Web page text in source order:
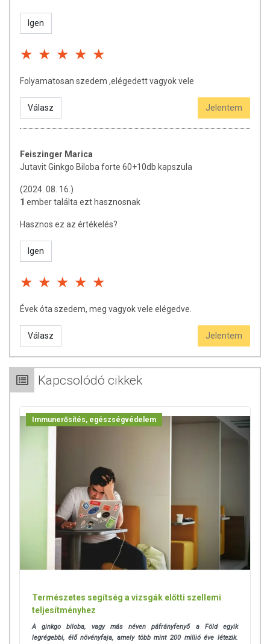
Igen
Folyamatosan szedem ,elégedett vagyok vele
Válasz Jelentem
Feiszinger Marica
Jutavit Ginkgo Biloba forte 60+10db kapszula
(2024. 08. 16.)
1 ember találta ezt hasznosnak
Hasznos ez az értékelés?
Igen
Évek óta szedem, meg vagyok vele elégedve.
Válasz Jelentem
Kapcsolódó cikkek
Immunerősítés, egészségvédelem
Természetes segítség a vizsgák előtti szellemi
teljesítményhez
A ginkgo biloba, vagy más néven páfrányfenyő a Föld egyik
legrégebbi, élő növényfaja, amely több mint 200 millió éve létezik.